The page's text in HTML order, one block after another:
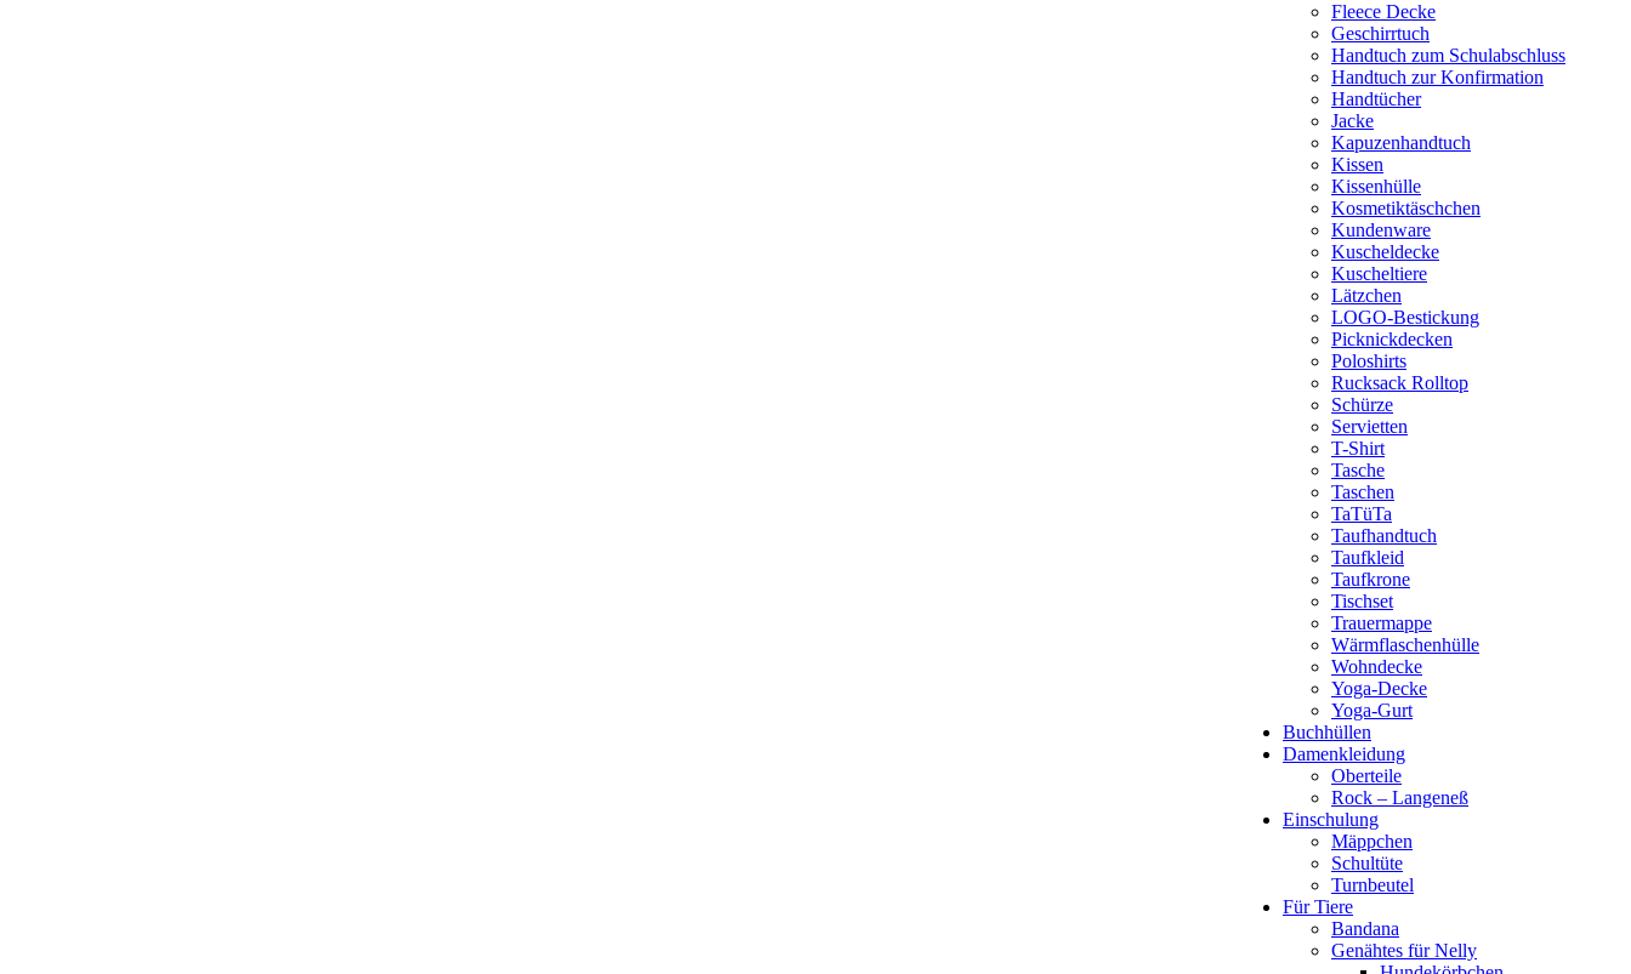
Fleece Decke
Geschirrtuch
Handtuch zum Schulabschluss
Handtuch zur Konfirmation
Handtücher
Jacke
Kapuzenhandtuch
Kissen
Kissenhülle
Kosmetiktäschchen
Kundenware
Kuscheldecke
Kuscheltiere
Lätzchen
LOGO-Bestickung
Picknickdecken
Poloshirts
Rucksack Rolltop
Schürze
Servietten
T-Shirt
Tasche
Taschen
TaTüTa
Taufhandtuch
Taufkleid
Taufkrone
Tischset
Trauermappe
Wärmflaschenhülle
Wohndecke
Yoga-Decke
Yoga-Gurt
Buchhüllen
Damenkleidung
Oberteile
Rock – Langeneß
Einschulung
Mäppchen
Schultüte
Turnbeutel
Für Tiere
Bandana
Genähtes für Nelly